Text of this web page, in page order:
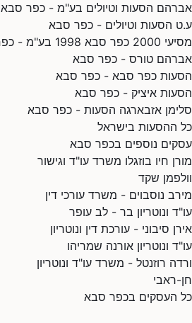
אברהם הסעות וטיולים בע"מ - כפר סבא
ע.ט הסעות וטיולים - כפר סבא
מסיעי 2000 כפר סבא 1998 בע"מ - כפר סבא
אברהם טורס - כפר סבא
הסעות כפר סבא - כפר סבא
הסעות איציק - כפר סבא
סלימן אזבארגה הסעות - כפר סבא
כל ההסעות בישראל
עסקים נוספים בכפר סבא
מורן חיו בוזגלו משרד עו"ד וגישור
וולפמן שקד
מירב נוסבוים - משרד עורכי דין
עו"ד ונוטריון בר - לב עופר
אירן סיבוני - עורכת דין ונוטריון
עו"ד ונוטריון אורנה שמריהו
ורדה רוזנטל - משרד עו"ד ונוטריון
חן-ראבי
כל העסקים בכפר סבא